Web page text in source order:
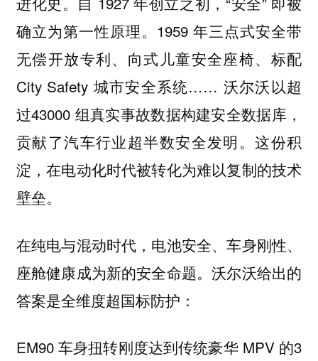
确立为第一性原理。1959 年三点式安全带
无偿开放专利、向式儿童安全座椅、标配
City Safety 城市安全系统…… 沃尔沃以超
过43000 组真实事故数据构建安全数据库，
贡献了汽车行业超半数安全发明。这份积
淀，在电动化时代被转化为难以复制的技术
壁垒。
在纯电与混动时代，电池安全、车身刚性、
座舱健康成为新的安全命题。沃尔沃给出的
答案是全维度超国标防护：
EM90 车身扭转刚度达到传统豪华 MPV 的3